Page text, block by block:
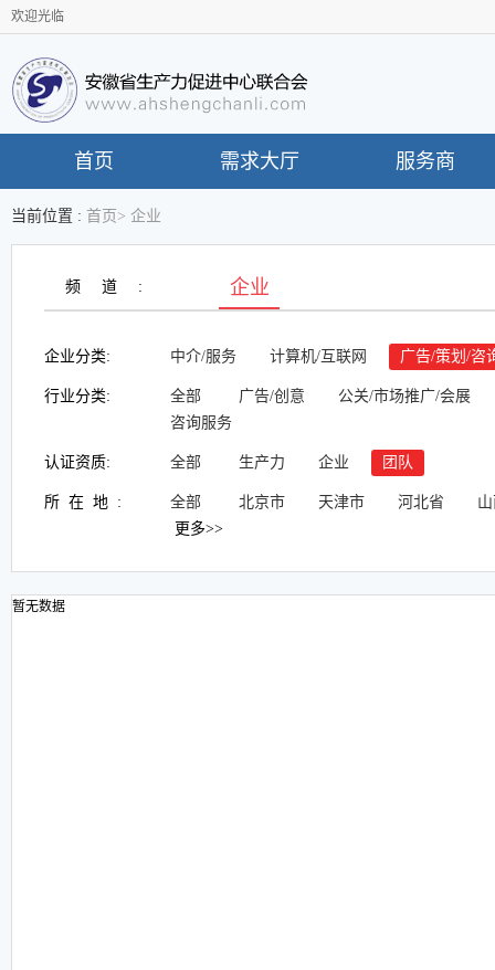
欢迎光临
首页 需求大厅 服务商
当前位置 : 首页 > 企业
频道: 企业
企业分类: 中介/服务 计算机/互联网 广告/策划/咨
行业分类: 全部 广告/创意
公关/市场推广/会展
咨询服务
认证资质: 全部 生产力 企业 团队
所在地: 全部 北京市 天津市 河北省
更多>>
暂无数据